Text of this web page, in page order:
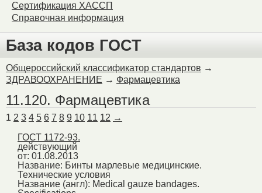
Сертификация ХАССП
Справочная информация
База кодов ГОСТ
Общероссийский классификатор стандартов →
ЗДРАВООХРАНЕНИЕ → Фармацевтика
11.120. Фармацевтика
1 2 3 4 5 6 7 8 9 10 11 12 →
ГОСТ 1172-93.
действующий
от: 01.08.2013
Название: Бинты марлевые медицинские.
Технические условия
Название (англ): Medical gauze bandages.